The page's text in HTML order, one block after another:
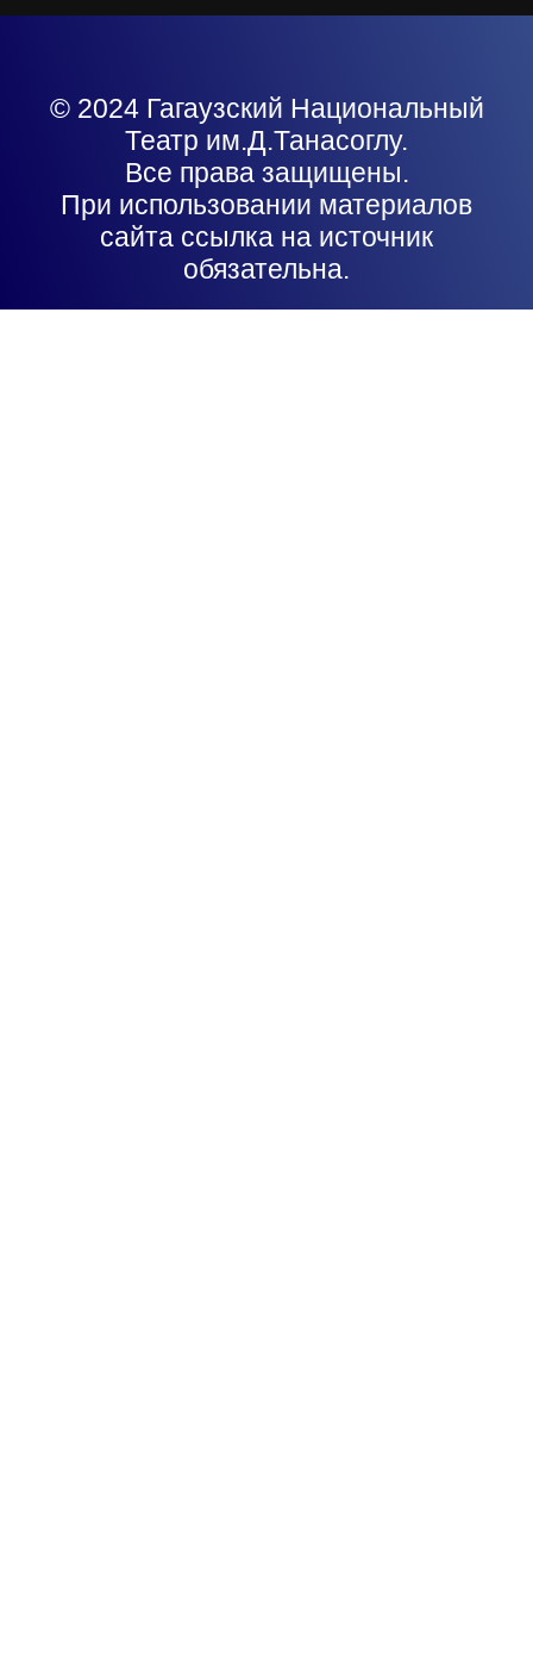
© 2024 Гагаузский Национальный
Театр им.Д.Танасоглу.
Все права защищены.
При использовании материалов
сайта ссылка на источник
обязательна.